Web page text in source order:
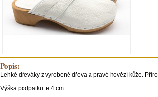
Popis:
Lehké dřeváky z vyrobené dřeva a pravé hovězí kůže.
Výška podpatku je 4 cm.